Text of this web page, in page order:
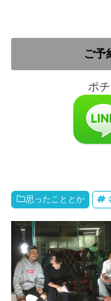
ご予
ポ
思ったこととか